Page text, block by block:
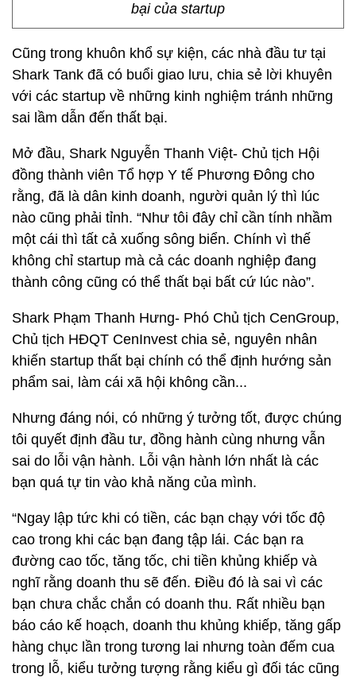
bại của startup
Cũng trong khuôn khổ sự kiện, các nhà đầu tư tại
Shark Tank đã có buổi giao lưu, chia sẻ lời khuyên
với các startup về những kinh nghiệm tránh những
sai lầm dẫn đến thất bại.
Mở đầu, Shark Nguyễn Thanh Việt- Chủ tịch Hội
đồng thành viên Tổ hợp Y tế Phương Đông cho
rằng, đã là dân kinh doanh, người quản lý thì lúc
nào cũng phải tỉnh. “Như tôi đây chỉ cần tính nhầm
một cái thì tất cả xuống sông biển. Chính vì thế
không chỉ startup mà cả các doanh nghiệp đang
thành công cũng có thể thất bại bất cứ lúc nào”.
Shark Phạm Thanh Hưng- Phó Chủ tịch CenGroup,
Chủ tịch HĐQT CenInvest chia sẻ, nguyên nhân
khiến startup thất bại chính có thể định hướng sản
phẩm sai, làm cái xã hội không cần...
Nhưng đáng nói, có những ý tưởng tốt, được chúng
tôi quyết định đầu tư, đồng hành cùng nhưng vẫn
sai do lỗi vận hành. Lỗi vận hành lớn nhất là các
bạn quá tự tin vào khả năng của mình.
“Ngay lập tức khi có tiền, các bạn chạy với tốc độ
cao trong khi các bạn đang tập lái. Các bạn ra
đường cao tốc, tăng tốc, chi tiền khủng khiếp và
nghĩ rằng doanh thu sẽ đến. Điều đó là sai vì các
bạn chưa chắc chắn có doanh thu. Rất nhiều bạn
báo cáo kế hoạch, doanh thu khủng khiếp, tăng gấp
hàng chục lần trong tương lai nhưng toàn đếm cua
trong lỗ, kiểu tưởng tượng rằng kiểu gì đối tác cũng